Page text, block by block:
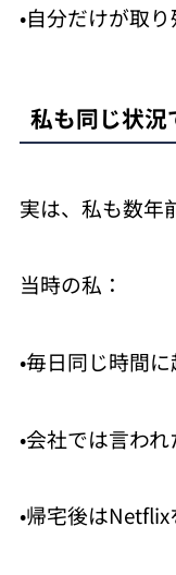
•自分だけが取
私も同じ状況
実は、私も数年
当時の私：
•毎日同じ時間
•会社では言わ
•帰宅後は